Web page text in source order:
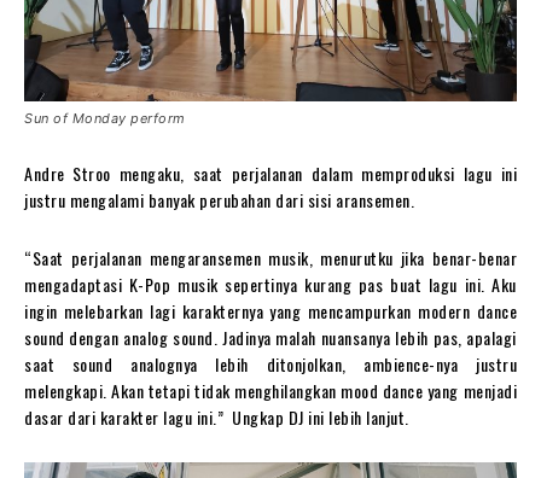
Sun of Monday perform
Andre Stroo mengaku, saat perjalanan dalam memproduksi lagu ini
justru mengalami banyak perubahan dari sisi aransemen.
“Saat perjalanan mengaransemen musik, menurutku jika benar-benar
mengadaptasi K-Pop musik sepertinya kurang pas buat lagu ini. Aku
ingin melebarkan lagi karakternya yang mencampurkan modern dance
sound dengan analog sound. Jadinya malah nuansanya lebih pas, apalagi
saat sound analognya lebih ditonjolkan, ambience-nya justru
melengkapi. Akan tetapi tidak menghilangkan mood dance yang menjadi
dasar dari karakter lagu ini.” Ungkap DJ ini lebih lanjut.